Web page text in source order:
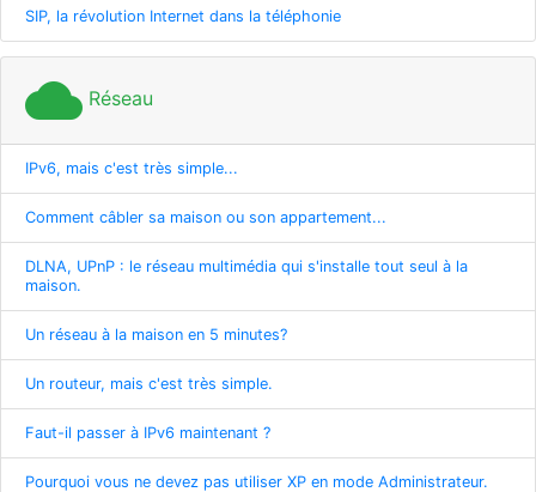
SIP, la révolution Internet dans la téléphonie
cloud Réseau
IPv6, mais c'est très simple...
Comment câbler sa maison ou son appartement...
DLNA, UPnP : le réseau multimédia qui s'installe tout seul à la
maison.
Un réseau à la maison en 5 minutes?
Un routeur, mais c'est très simple.
Faut-il passer à IPv6 maintenant ?
Pourquoi vous ne devez pas utiliser XP en mode Administrateur.